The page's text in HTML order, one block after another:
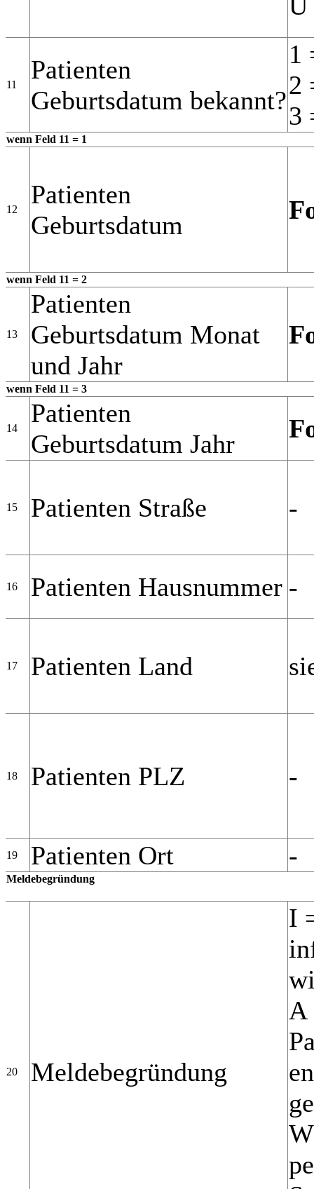
11
Patienten
Geburtsdatum bekannt?
1
2
3
wenn Feld 11 = 1
12
Patienten
Geburtsdatum
wenn Feld 11 = 2
13
Patienten
Geburtsdatum Monat
und Jahr
wenn Feld 11 = 3
14
Patienten
Geburtsdatum Jahr
15 Patienten Straße -
16 Patienten Hausnummer -
17 Patienten Land
18 Patienten PLZ -
19 Patienten Ort -
Meldebegründung
20 Meldebegründung
I
A